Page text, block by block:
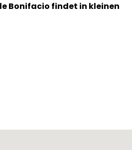
Bonifacio findet in kleinen